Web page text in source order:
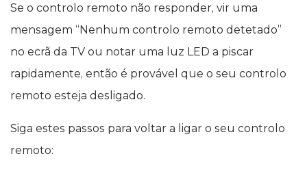
Se o controlo remoto não responder, vir uma
mensagem “Nenhum controlo remoto detetado”
no ecrã da TV ou notar uma luz LED a piscar
rapidamente, então é provável que o seu controlo
remoto esteja desligado.
Siga estes passos para voltar a ligar o seu controlo
remoto: